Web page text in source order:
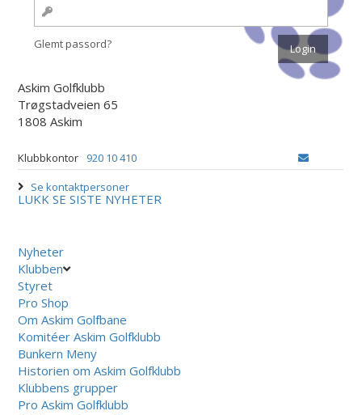
Glemt passord?
Askim Golfklubb
Trøgstadveien 65
1808 Askim
Klubbkontor
920 10 410
Se kontaktpersoner
LUKK SE SISTE NYHETER
Nyheter
Klubben
Styret
Pro Shop
Om Askim Golfbane
Komitéer Askim Golfklubb
Bunkern Meny
Historien om Askim Golfklubb
Klubbens grupper
Pro Askim Golfklubb